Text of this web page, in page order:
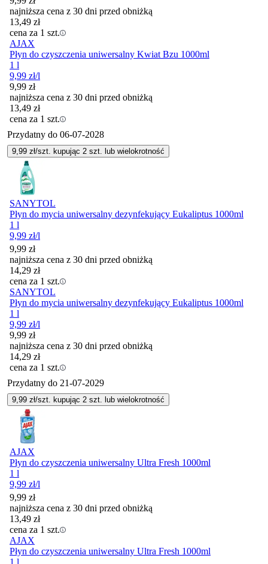
najniższa cena z 30 dni przed obniżką
13,49 zł
cena za 1 szt.
AJAX
Płyn do czyszczenia uniwersalny Kwiat Bzu 1000ml
1 l
9,99 zł/l
9,99 zł
najniższa cena z 30 dni przed obniżką
13,49 zł
cena za 1 szt.
Przydatny do 06-07-2028
9,99 zł/szt. kupując 2 szt. lub wielokrotność
SANYTOL
Płyn do mycia uniwersalny dezynfekujący Eukaliptus 1000ml
1 l
9,99 zł/l
9,99 zł
najniższa cena z 30 dni przed obniżką
14,29 zł
cena za 1 szt.
SANYTOL
Płyn do mycia uniwersalny dezynfekujący Eukaliptus 1000ml
1 l
9,99 zł/l
9,99 zł
najniższa cena z 30 dni przed obniżką
14,29 zł
cena za 1 szt.
Przydatny do 21-07-2029
9,99 zł/szt. kupując 2 szt. lub wielokrotność
AJAX
Płyn do czyszczenia uniwersalny Ultra Fresh 1000ml
1 l
9,99 zł/l
9,99 zł
najniższa cena z 30 dni przed obniżką
13,49 zł
cena za 1 szt.
AJAX
Płyn do czyszczenia uniwersalny Ultra Fresh 1000ml